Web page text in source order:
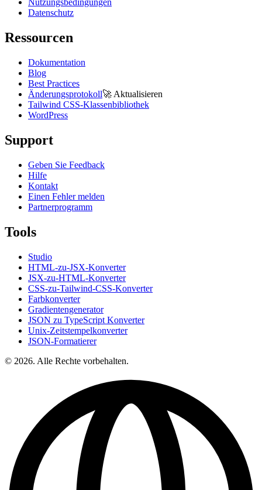
Nutzungsbedingungen
Datenschutz
Ressourcen
Dokumentation
Blog
Best Practices
Änderungsprotokoll🚀 Aktualisieren
Tailwind CSS-Klassenbibliothek
WordPress
Support
Geben Sie Feedback
Hilfe
Kontakt
Einen Fehler melden
Partnerprogramm
Tools
Studio
HTML-zu-JSX-Konverter
JSX-zu-HTML-Konverter
CSS-zu-Tailwind-CSS-Konverter
Farbkonverter
Gradientengenerator
JSON zu TypeScript Konverter
Unix-Zeitstempelkonverter
JSON-Formatierer
© 2026. Alle Rechte vorbehalten.